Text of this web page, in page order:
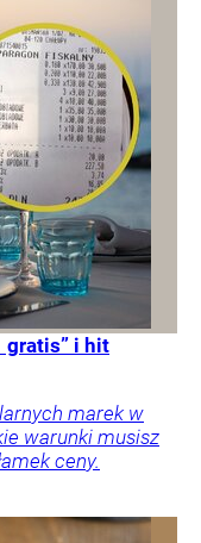
gratis” i hit
marek w
warunki musisz
ceny.